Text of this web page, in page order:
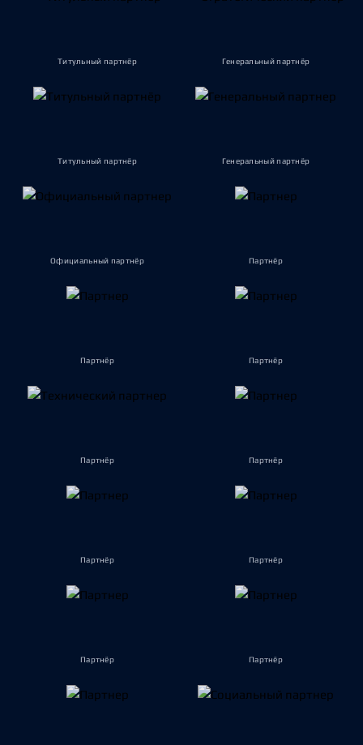
Титульный партнёр Генеральный партнёр
Титульный партнёр Генеральный партнёр
Официальный партнёр Партнёр
Партнёр Партнёр
Партнёр Партнёр
Партнёр Партнёр
Партнёр Партнёр